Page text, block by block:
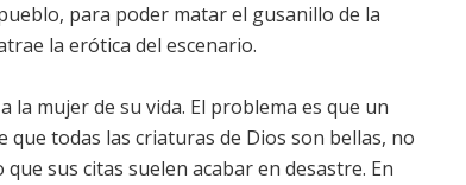
para poder matar el gusanillo de la
la erótica del escenario.
mujer de su vida. El problema es que un
que todas las criaturas de Dios son bellas, no
sus citas suelen acabar en desastre. En